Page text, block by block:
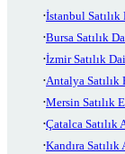
İstanbul Satılık
Bursa Satılık
İzmir Satılık
Antalya Satılık
Mersin Satılık
Çatalca Satılık
Kandıra Satılık